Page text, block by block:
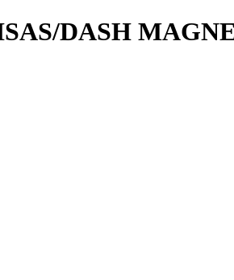
DASH